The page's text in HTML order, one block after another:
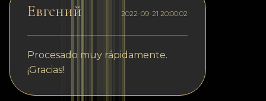
Евгений 2022-09-21 20:00:02
Procesado muy rápidamente.
¡Gracias!